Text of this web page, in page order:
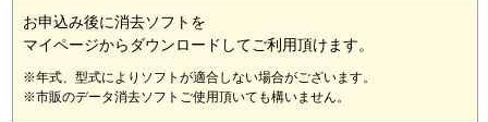
お申込み後に消去ソフトを
マイページからダウンロードしてご利用頂けます。
※年式、型式によりソフトが適合しない場合がございます。
※市販のデータ消去ソフトご使用頂いても構いません。